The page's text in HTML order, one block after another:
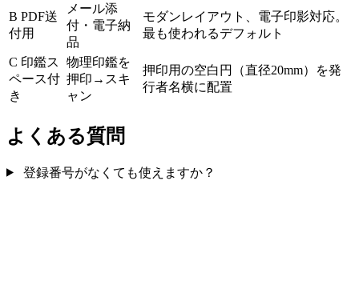
B PDF送
付用
メール添
付・電子納
品
モダンレイアウト、電子印影対応。
最も使われるデフォルト
C 印鑑ス
ペース付
き
物理印鑑を
押印→スキ
ャン
押印用の空白円（直径20mm）を発
行者名横に配置
よくある質問
登録番号がなくても使えますか？